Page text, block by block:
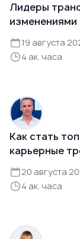
Лидеры
изменениями
19 августа
4 ак. часа
Как стать
карьерные
20 августа
4 ак. часа